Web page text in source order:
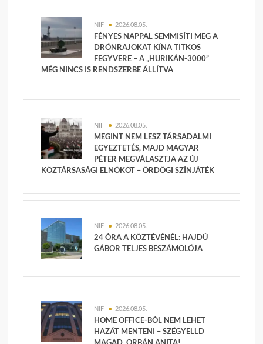
NIF 2026.08.05.
FÉNYES NAPPAL SEMMISÍTI MEG A
DRÓNRAJOKAT KÍNA TITKOS
FEGYVERE – A „HURIKÁN-3000”
MÉG NINCS IS RENDSZERBE ÁLLÍTVA
NIF 2026.08.05.
MEGINT NEM LESZ TÁRSADALMI
EGYEZTETÉS, MAJD MAGYAR
PÉTER MEGVÁLASZTJA AZ ÚJ
KÖZTÁRSASÁGI ELNÖKÖT – ÖRDÖGI SZÍNJÁTÉK
NIF 2026.08.05.
24 ÓRA A KÖZTÉVÉNÉL: HAJDÚ
GÁBOR TELJES BESZÁMOLÓJA
NIF 2026.08.05.
HOME OFFICE-BÓL NEM LEHET
HAZÁT MENTENI – SZÉGYELLD